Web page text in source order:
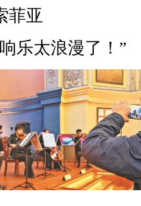
菲亚
乐太浪漫了！”